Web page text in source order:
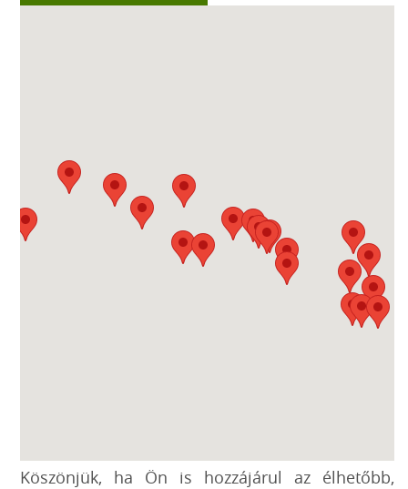
Köszönjük, ha Ön is hozzájárul az élhetőbb,